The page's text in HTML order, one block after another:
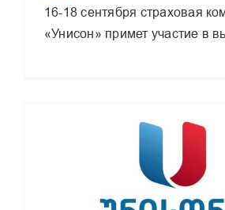
16-18 сентября страховая
«Унисон» примет участие в